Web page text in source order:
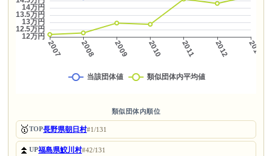
類似団体内順位
🥇TOP長野県朝日村#1/131
⏫UP福島県鮫川村#42/131